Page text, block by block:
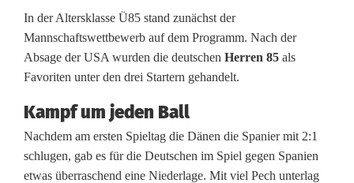
o
l
t
b
e
i
In der Altersklasse Ü85 stand zunächst der
Mannschaftswettbewerb auf dem Programm. Nach der
Absage der USA wurden die deutschen Herren 85 als
Favoriten unter den drei Startern gehandelt.
Kampf um jeden Ball
Nachdem am ersten Spieltag die Dänen die Spanier mit 2:1
schlugen, gab es für die Deutschen im Spiel gegen Spanien
etwas überraschend eine Niederlage. Mit viel Pech unterlag